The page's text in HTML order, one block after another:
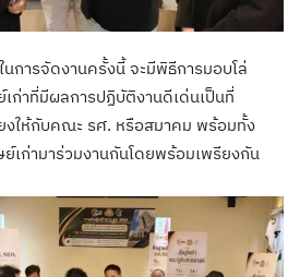
การจัดงานครั้งนี้ จะมีพิธีการมอบโล่
ก่าที่มีผลการปฏิบัติงานดีเด่นเป็นที่
งให้กับคณะ รศ. หรือสมาคม พร้อมทั้ง
เก่ามาร่วมงานกันโดยพร้อมเพรียงกัน